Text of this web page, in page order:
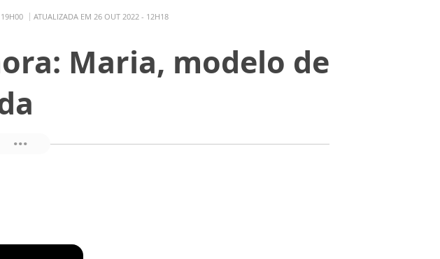
ATUALIZADA EM 26 OUT 2022 - 12H18
Maria, modelo de